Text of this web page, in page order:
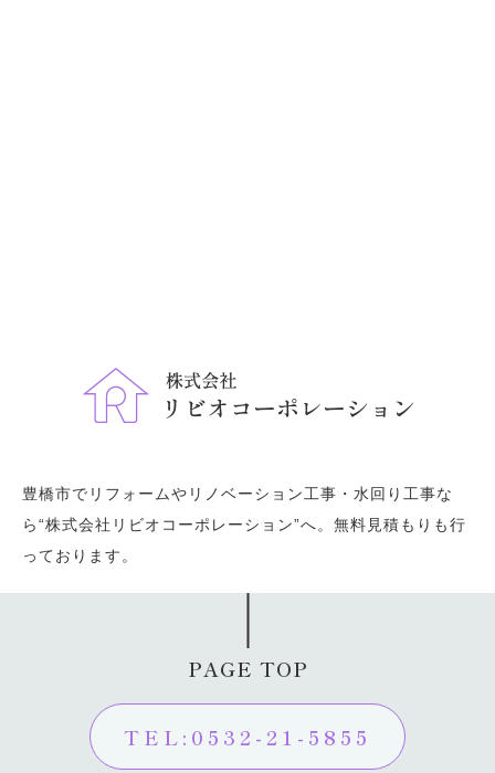
豊橋市でリフォームやリノベーション工事・水回り工事な
ら“株式会社リビオコーポレーション”へ。無料見積もりも行
っております。
PAGE TOP
TEL:0532-21-5855